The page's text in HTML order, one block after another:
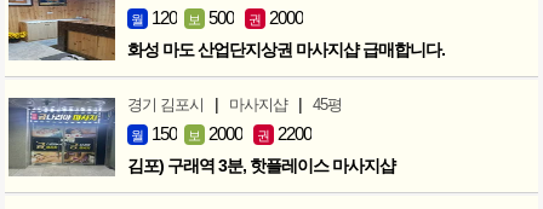
월 120 보 500 권 2000
화성 마도 산업단지상권 마사지샵 급매합니다.
경기 김포시 | 마사지샵 | 45평
월 150 보 2000 권 2200
김포) 구래역 3분, 핫플레이스 마사지샵